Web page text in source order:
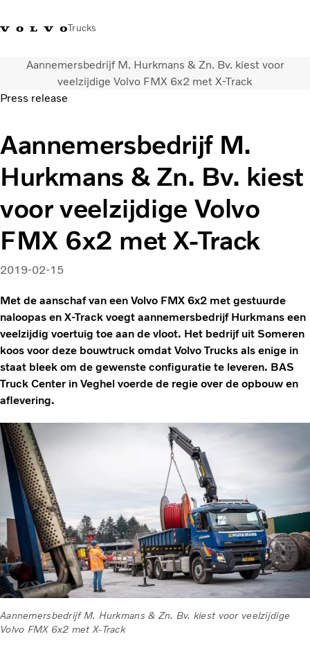
Trucks
Contact Kennis vergrotenMerchandiseInloggenNederland
CO2-reductie
Trucks
Truck Builder
Services
Dealer locator
Nieuws
Over ons
Aannemersbedrijf M. Hurkmans & Zn. Bv. kiest voor
veelzijdige Volvo FMX 6x2 met X-Track
Press release
Aannemersbedrijf M.
Hurkmans & Zn. Bv. kiest
voor veelzijdige Volvo
FMX 6x2 met X-Track
2019-02-15
Met de aanschaf van een Volvo FMX 6x2 met gestuurde
naloopas en X-Track voegt aannemersbedrijf Hurkmans een
veelzijdig voertuig toe aan de vloot. Het bedrijf uit Someren
koos voor deze bouwtruck omdat Volvo Trucks als enige in
staat bleek om de gewenste configuratie te leveren. BAS
Truck Center in Veghel voerde de regie over de opbouw en
aflevering.
Aannemersbedrijf M. Hurkmans & Zn. Bv. kiest voor veelzijdige
Volvo FMX 6x2 met X-Track